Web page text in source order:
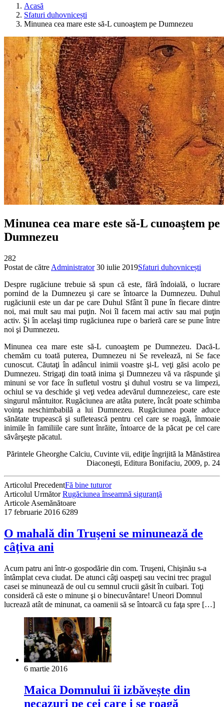
Acasă
Sfaturi duhovnicești
Minunea cea mare este să-L cunoaştem pe Dumnezeu
Minunea cea mare este să-L cunoaştem pe
Dumnezeu
282
Postat de către Administrator 30 iulie 2019Sfaturi duhovnicești
Despre rugăciune trebuie să spun că este, fără îndoială, o lucrare
pornind de la Dumnezeu şi care se întoarce la Dumnezeu. Duhul
rugăciunii este un dar pe care Duhul Sfânt îl pune în fiecare dintre
noi, mai mult sau mai puţin. Noi îl facem mai activ sau mai puţin
activ. Şi în acelaşi timp rugăciunea rupe o barieră care se pune între
noi şi Dumnezeu.
Minunea cea mare este să-L cunoaştem pe Dumnezeu. Dacă-L
chemăm cu toată puterea, Dumnezeu ni Se revelează, ni Se face
cunoscut. Căutaţi în adâncul inimii voastre şi-L veţi găsi acolo pe
Dumnezeu. Strigaţi din toată inima şi Dumnezeu vă va răspunde şi
minuni se vor face în sufletul vostru şi duhul vostru se va limpezi,
ochiul se va deschide şi veţi vedea adevărul dumnezeiesc, care este
singurul mântuitor. Rugăciunea are atâta putere, încât poate schimba
voinţa neschimbabilă a lui Dumnezeu. Rugăciunea poate aduce
sănătate trupească şi sufletească pentru cel care se roagă, înmoaie
inimile în familiile care sunt înrăite, întoarce de la păcat pe cel care
săvârşeşte păcatul.
Părintele Gheorghe Calciu, Cuvinte vii, ediţie îngrijită la Mănăstirea
Diaconeşti, Editura Bonifaciu, 2009, p. 24
Articolul PrecedentFă bine tuturor
Articolul UrmătorRugăciunea înseamnă siguranţă
Articole Asemănătoare
17 februarie 2016 6289
O mahală din Truşeni se minunează de
câţiva ani
Acum patru ani într-o gospodărie din com. Truşeni, Chişinău s-a
întâmplat ceva ciudat. De atunci câţi oaspeţi sau vecini trec pragul
casei se minunează de oul cu semnul crucii găsit în cuibari. Toţi
consideră că este o minune şi o binecuvântare! Uneori Domnul
lucrează atât de minunat, ca oamenii să se întoarcă cu faţa spre […]
6 martie 2016
Maica Domnului îi izbăvește din
necazuri pe cei care i se roagă